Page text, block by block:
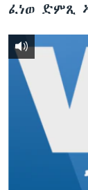
ፈነወ ድምጺ